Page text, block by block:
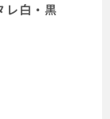
レ白・黒